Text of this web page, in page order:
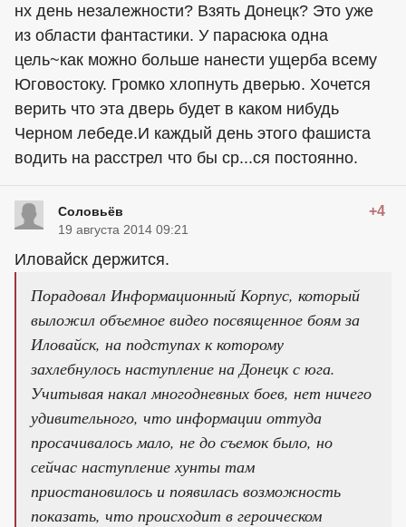
нх день незалежности? Взять Донецк? Это уже
из области фантастики. У парасюка одна
цель~как можно больше нанести ущерба всему
Юговостоку. Громко хлопнуть дверью. Хочется
верить что эта дверь будет в каком нибудь
Черном лебеде.И каждый день этого фашиста
водить на расстрел что бы ср...ся постоянно.
Соловьёв +4
19 августа 2014 09:21
Иловайск держится.
Порадовал Информационный Корпус, который
выложил объемное видео посвященное боям за
Иловайск, на подступах к которому
захлебнулось наступление на Донецк с юга.
Учитывая накал многодневных боев, нет ничего
удивительного, что информации оттуда
просачивалось мало, не до съемок было, но
сейчас наступление хунты там
приостановилось и появилась возможность
показать, что происходит в героическом